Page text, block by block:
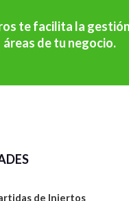
te facilita la
áreas de tu negocio.
de Injertos